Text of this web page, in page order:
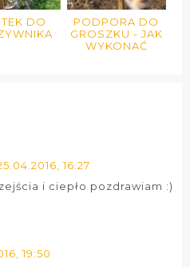
DO
PODPORA DO
GROSZKU - JAK
WYKONAĆ
16:27
i ciepło pozdrawiam :)
19:50